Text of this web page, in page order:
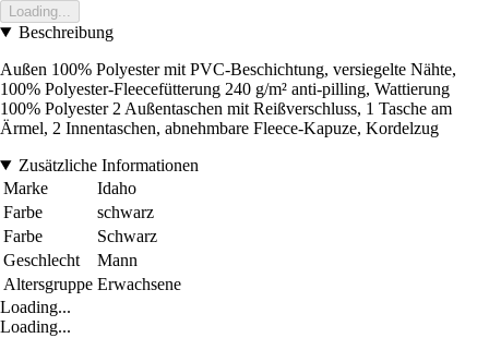
Loading...
Beschreibung
Außen 100% Polyester mit PVC-Beschichtung, versiegelte Nähte,
100% Polyester-Fleecefütterung 240 g/m² anti-pilling, Wattierung
100% Polyester 2 Außentaschen mit Reißverschluss, 1 Tasche am
Ärmel, 2 Innentaschen, abnehmbare Fleece-Kapuze, Kordelzug
Zusätzliche Informationen
Marke
Idaho
Farbe
schwarz
Farbe
Schwarz
Geschlecht
Mann
Altersgruppe Erwachsene
Loading...
Loading...